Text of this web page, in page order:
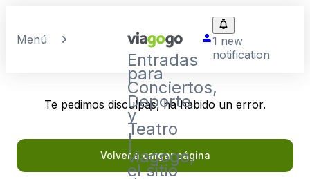
Menú
Entradas
para
Conciertos,
Deporte
y
Teatro
|
viagogo,
el sitio
1 new
notification
Te pedimos disculpas, ha habido un error.
Volver a cargar página